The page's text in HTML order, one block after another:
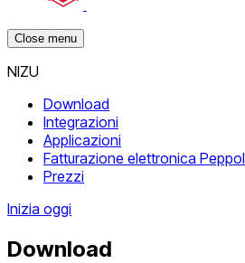
Close menu
NIZU
Download
Integrazioni
Applicazioni
Fatturazione elettronica Peppol
Prezzi
Inizia oggi
Download